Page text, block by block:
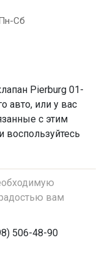
Сб
Pierburg 01-
авто, или у вас
с этим
воспользуйтесь
вам
506-48-90